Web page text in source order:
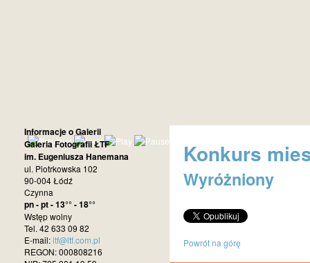
Konkurs
Wyróżniony
Powrót na górę
Informacje o Galerii
Galeria Fotografii ŁTF
im. Eugeniusza Hanemana
ul. Piotrkowska 102
90-004 Łódź
Czynna
pn - pt - 13°° - 18°°
Wstęp wolny
Tel. 42 633 09 82
E-mail:ltf@ltf.com.pl
REGON: 000808216